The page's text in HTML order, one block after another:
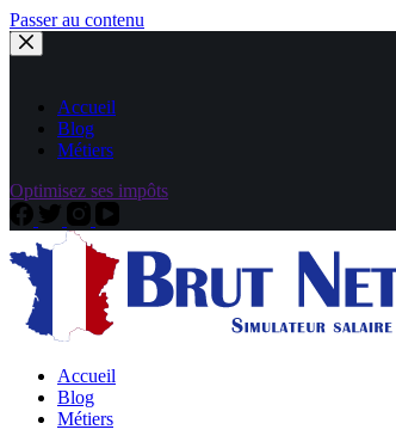
Passer au contenu
Accueil
Blog
Métiers
Optimisez ses impôts
Accueil
Blog
Métiers